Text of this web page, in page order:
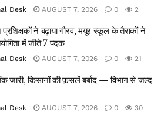
Desk AUGUST 7, 2026 0 2
ने बढ़ाया गौरव, मयूर स्कूल के तैराकों ने
में जीते 7 पदक
Desk AUGUST 7, 2026 0 21
जारी, किसानों की फ़सलें बर्बाद — विभाग से जल्द
Desk AUGUST 7, 2026 0 30